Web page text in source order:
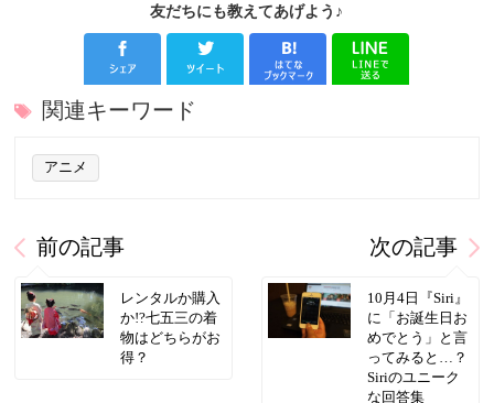
友だちにも教えてあげよう♪
関連キーワード
アニメ
前の記事
レンタルか購入
か!?七五三の着
物はどちらがお
得？
次の記事
10月4日『Siri』
に「お誕生日お
めでとう」と言
ってみると…？
Siriのユニーク
な回答集